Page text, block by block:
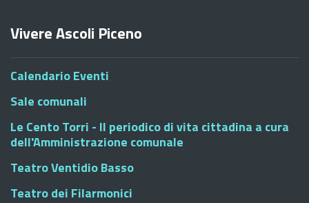
Vivere Ascoli Piceno
Calendario Eventi
Sale comunali
Le Cento Torri - Il periodico di vita cittadina a cura
dell'Amministrazione comunale
Teatro Ventidio Basso
Teatro dei Filarmonici